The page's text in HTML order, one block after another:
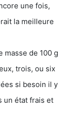
une fois,
la meilleure
masse de 100 g
trois, ou six
si besoin il y
un état frais et